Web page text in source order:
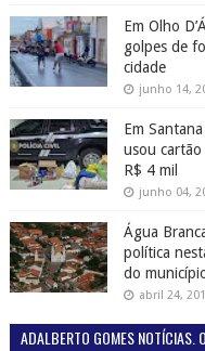
Em Olho
golpes de
cidade
junho 14,
Em
usou
R$ 4 mil
junho 04,
Água
política
do
abril 24,
ADALBERTO GOMES NOTÍCIAS.